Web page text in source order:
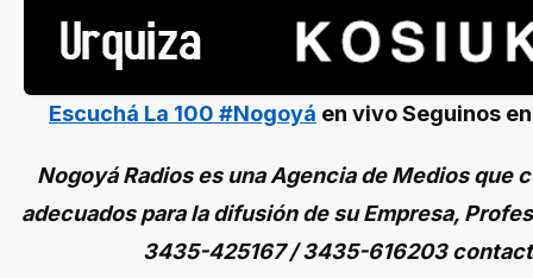
Escuchá La 100 #Nogoyá en vivoSeguinos
Nogoyá Radios es una Agencia de Medios
adecuados para la difusión de su Empresa,
3435-425167 / 3435-616203